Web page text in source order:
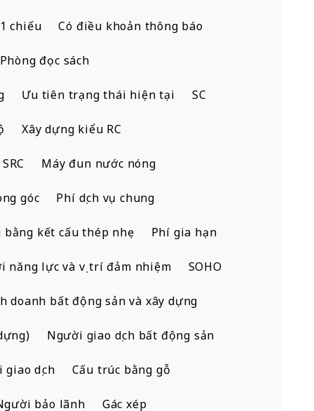
1 chiếu Có điều khoản thông báo
Phòng đọc sách
Ưu tiên trạng thái hiện tại SC
Xây dựng kiểu RC
Máy đun nước nóng
góc Phí dịch vụ chung
bằng kết cấu thép nhẹ Phí gia hạn
năng lực và vị trí đảm nhiệm SOHO
doanh bất động sản và xây dựng
Người giao dịch bất động sản
giao dịch Cấu trúc bằng gỗ
bảo lãnh Gác xép